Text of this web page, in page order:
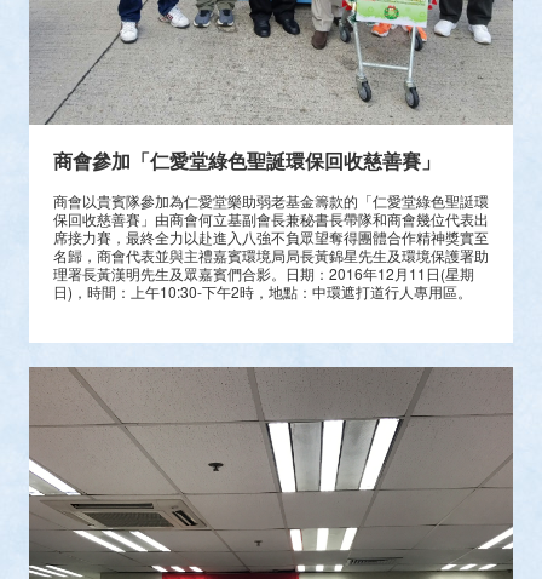
商會參加「仁愛堂綠色聖誕環保回收慈善賽」
商會以貴賓隊參加為仁愛堂樂助弱老基金籌款的「仁愛堂綠色聖誔環
保回收慈善賽」由商會何立基副會長兼秘書長帶隊和商會幾位代表出
席接力賽，最終全力以赴進入八強不負眾望奪得團體合作精神獎實至
名歸，商會代表並與主禮嘉賓環境局局長黃錦星先生及環境保護署助
理署長黃漢明先生及眾嘉賓們合影。日期：2016年12月11日(星期
日)，時間：上午10:30-下午2時，地點：中環遮打道行人專用區。